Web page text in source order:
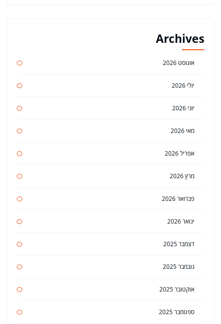
Archives
אוגוסט 2026
יולי 2026
יוני 2026
מאי 2026
אפריל 2026
מרץ 2026
פברואר 2026
ינואר 2026
דצמבר 2025
נובמבר 2025
אוקטובר 2025
ספטמבר 2025